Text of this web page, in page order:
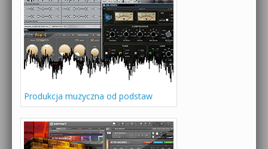
Produkcja muzyczna od podstaw